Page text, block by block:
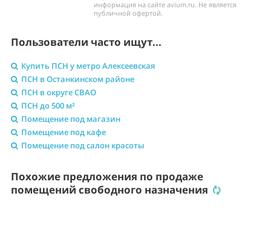
информация на сайте avium.ru. Не является
публичной офертой.
Пользователи часто ищут...
Купить ПСН у метро Алексеевская
ПСН в Останкинском районе
ПСН в округе СВАО
ПСН до 500 м²
Помещение под магазин
Помещение под кафе
Помещение под салон красоты
Похожие предложения по продаже
помещений свободного назначения